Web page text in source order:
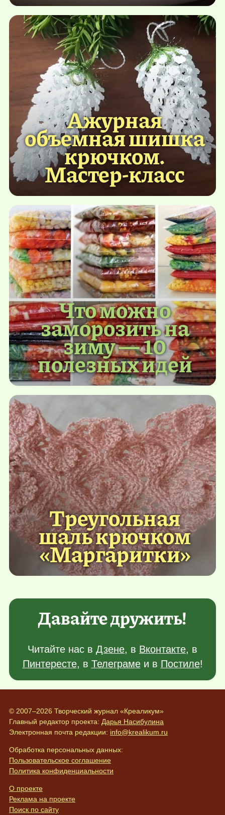
Ажурная
объемная шишка
крючком.
Мастер-класс
Что можно
заморозить на
зиму — 10
полезных идей
Треугольная
шаль крючком
«Маргаритки»
Давайте дружить!
Читайте нас в Дзене, в Вконтакте, в
Пинтересте, в Телеграмеи в Постиле!
© 2007–2026 Творческий журнал «Креаликум»
Главный редактор проекта: Дарья Насибулина
Электронная почта редакции: info@krealikum.ru
Обработка персональных данных:
Пользовательское соглашение
Политика конфиденциальности
О проекте
Реклама на проекте
Поиск по сайту